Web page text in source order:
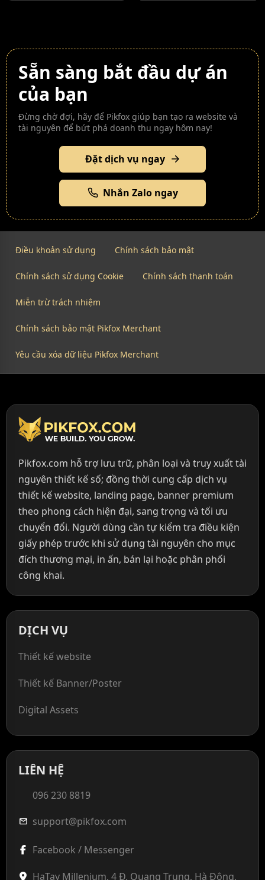
Sẵn sàng bắt đầu dự án
của bạn
Đừng chờ đợi, hãy để Pikfox giúp bạn tạo ra website và
tài nguyên để bứt phá doanh thu ngay hôm nay!
Đặt dịch vụ ngay
Nhắn Zalo ngay
Điều khoản sử dụng Chính sách bảo mật
Chính sách sử dụng Cookie Chính sách thanh toán
Miễn trừ trách nhiệm
Chính sách bảo mật Pikfox Merchant
Yêu cầu xóa dữ liệu Pikfox Merchant
Pikfox.com hỗ trợ lưu trữ, phân loại và truy xuất tài
nguyên thiết kế số; đồng thời cung cấp dịch vụ
thiết kế website, landing page, banner premium
theo phong cách hiện đại, sang trọng và tối ưu
chuyển đổi. Người dùng cần tự kiểm tra điều kiện
giấy phép trước khi sử dụng tài nguyên cho mục
đích thương mại, in ấn, bán lại hoặc phân phối
công khai.
DỊCH VỤ
Thiết kế website
Thiết kế Banner/Poster
Digital Assets
LIÊN HỆ
096 230 8819
mail support@pikfox.com
Facebook / Messenger
HaTay Millenium, 4 Đ. Quang Trung, Hà Đông,